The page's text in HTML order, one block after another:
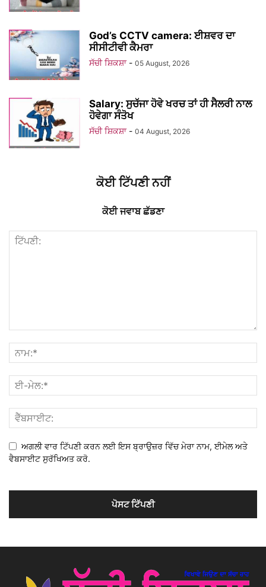
God’s CCTV camera: ਈਸ਼ਵਰ ਦਾ
ਸੀਸੀਟੀਵੀ ਕੈਮਰਾ
ਸੱਚੀ ਸ਼ਿਕਸ਼ਾ - 05 August, 2026
Salary: ਸੁਚੱਜਾ ਹੋਵੇ ਖਰਚ ਤਾਂ ਹੀ ਸੈਲਰੀ ਨਾਲ
ਹੋਵੇਗਾ ਸੰਤੋਖ
ਸੱਚੀ ਸ਼ਿਕਸ਼ਾ - 04 August, 2026
ਕੋਈ ਟਿੱਪਣੀ ਨਹੀਂ
ਕੋਈ ਜਵਾਬ ਛੱਡਣਾ
ਅਗਲੀ ਵਾਰ ਟਿੱਪਣੀ ਕਰਨ ਲਈ ਇਸ ਬ੍ਰਾਉਜ਼ਰ ਵਿੱਚ ਮੇਰਾ ਨਾਮ, ਈਮੇਲ ਅਤੇ
ਵੈਬਸਾਈਟ ਸੁਰੱਖਿਅਤ ਕਰੋ.